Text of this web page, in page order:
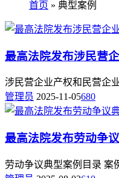
首页 » 典型案例
最高法院发布涉民营
涉民营企业产权和民营企
管理员 2025-11-05680
最高法院发布劳动争
劳动争议典型案例目录